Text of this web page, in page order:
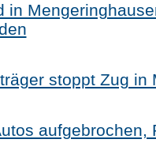
in
stoppt Zug in
aufgebrochen,